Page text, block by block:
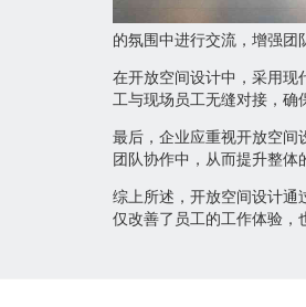
的氛围中进行交流，增强团
在开放空间设计中，采用现
工与现场员工无缝对接，确
最后，企业应重视开放空间
团队协作中，从而提升整体
综上所述，开放空间设计通
仅改善了员工的工作体验，